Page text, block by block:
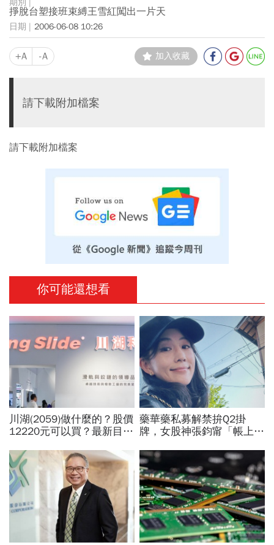
掙脫台塑接班束縛王雪紅闖出一片天
2006-06-08 10:26
+A -A 加入收藏
請下載附加檔案
請下載附加檔案
你可能還想看
川湖(2059)做什麼的？股價
12220元可以買？最新目標
利？南俊國際、富世達...3
大概念股買誰好
藥華藥私募解禁拚Q2掛
牌，女股神張鈞甯「帳上爆
256張？她親揭兩原因